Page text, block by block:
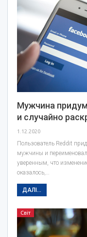
Мужчина
и случайно
1.12.2020
Пользователь Reddit
мужчины и переименовал
уверенным, что
оказалось,…
ДАЛІ...
Світ